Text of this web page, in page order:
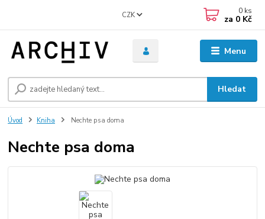
Menu
CZK
Hledat
0 ks
za 0 Kč
Úvod Kniha Nechte psa doma
Nechte psa doma